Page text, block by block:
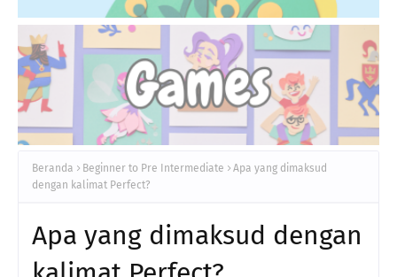
Beranda Beginner to Pre Intermediate
Apa yang dimaksud
dengan kalimat Perfect?
Apa yang dimaksud dengan